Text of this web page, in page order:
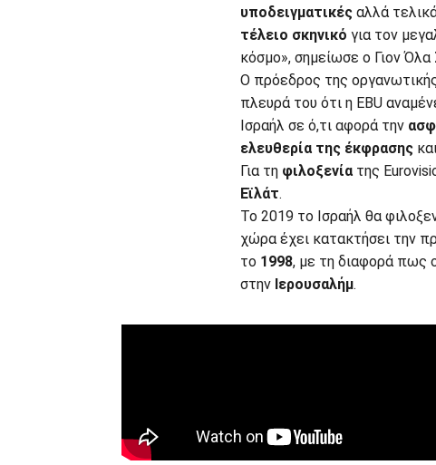
υποδειγματικές αλλά
τέλειο σκηνικό για τον
κόσμο», σημείωσε ο Γιον Όλα
Ο πρόεδρος της
πλευρά του ότι η EBU
Ισραήλ σε ό,τι αφορά την
ελευθερία της έκφρασης
Για τη φιλοξενίατης
Εϊλάτ.
Το 2019 το Ισραήλ θα
χώρα έχει κατακτήσει την
το 1998, με τη διαφορά πως
στην Ιερουσαλήμ.